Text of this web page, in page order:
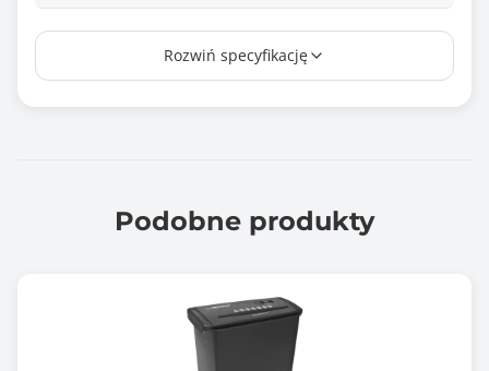
Pojemność kosza
Dodatkowe opcje niszczenia
Biały (Pearl White)
Informacje dodatkowe
Funkcje rewersu i autostartu
Rozwiń specyfikację
Podobne produkty